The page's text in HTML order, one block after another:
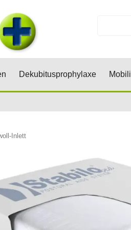
Öffne Kissen, Keile, Rollen
Dekubitusprophylaxe Öffne
Inlett